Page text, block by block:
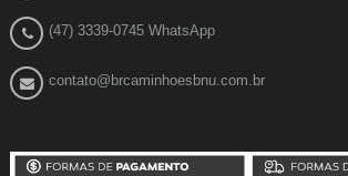
(47) 3339-0745 WhatsApp
contato@brcaminhoesbnu.com.br